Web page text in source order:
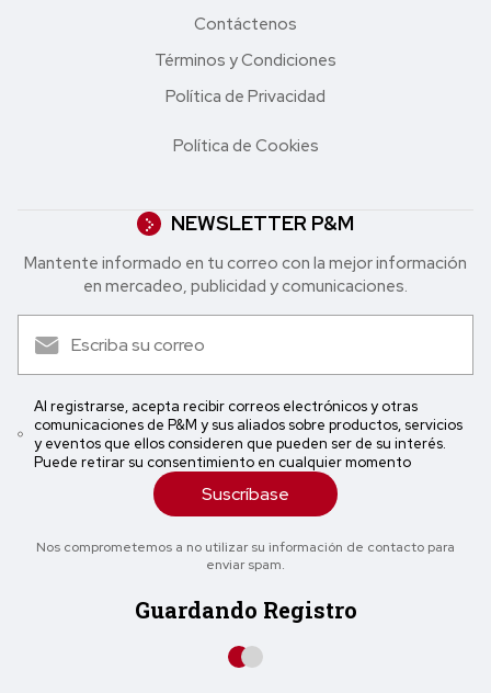
Contáctenos
Términos y Condiciones
Política de Privacidad
Política de Cookies
NEWSLETTER P&M
Mantente informado en tu correo con la mejor in formación
en mercadeo, publicidad y comunicaciones.
Al registrarse, acepta recibir correos electrónicos y otras
comunicaciones de P&M y sus aliados sobre productos, servicios
y eventos que ellos consideren que pueden ser de su interés.
Puede retirar su consentimiento en cualquier momento
Suscríbase
Nos comprometemos a no utilizar su información de contacto para
enviar spam.
Guardando Registro